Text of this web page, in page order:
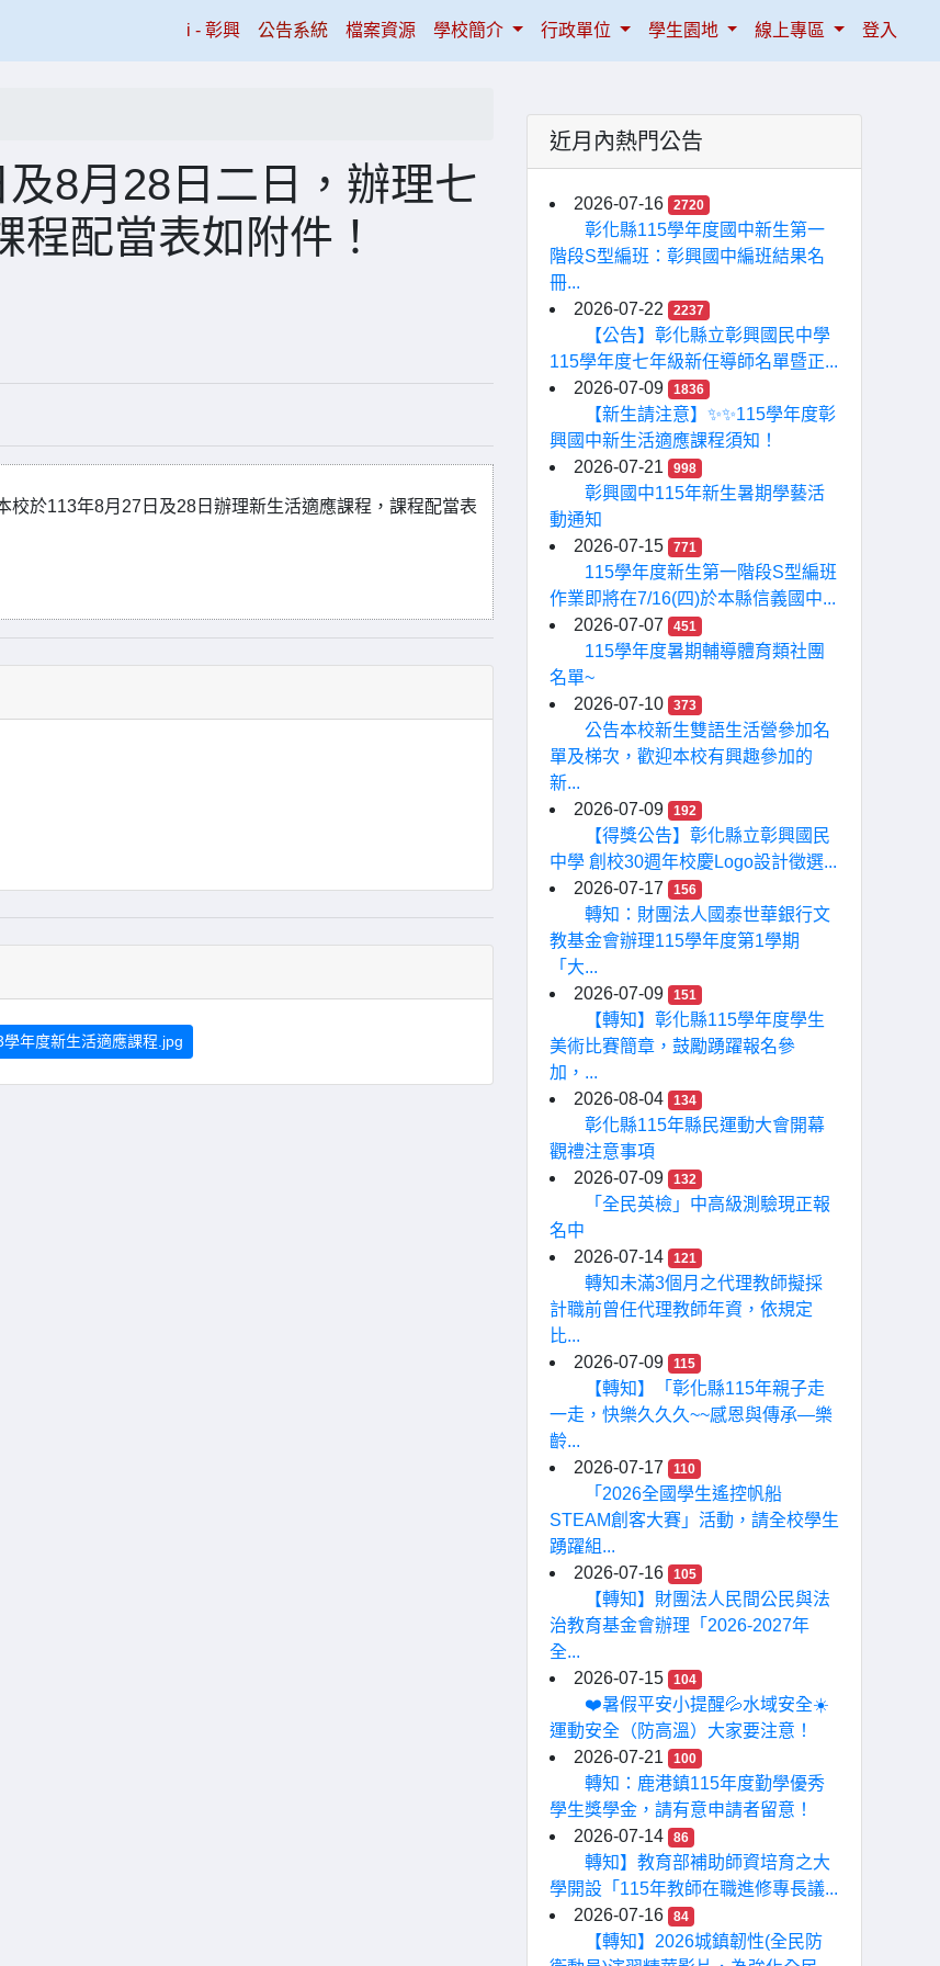
i - 彰興(current)
公告系統 檔案資源 學校簡介 行政單位 學生園地 線上專區 登入
及8月28日二日，辦理七
配當表如附件！
於113年8月27日及28日辦理新生活適應課程，課程配當表
學年度新生活適應課程.jpg
近月內熱門公告
2026-07-16 2720
彰化縣115學年度國中新生第一
階段S型編班：彰興國中編班結果名
冊...
2026-07-22
2237
【公告】彰化縣立彰興國民中學
115學年度七年級新任導師名單暨正...
2026-07-09
1836
【新生請注意】✨✨115學年度彰
興國中新生活適應課程須知！
2026-07-21
998
彰興國中115年新生暑期學藝活
動通知
2026-07-15
771
115學年度新生第一階段S型編班
作業即將在7/16(四)於本縣信義國中...
2026-07-07
451
115學年度暑期輔導體育類社團
名單~
2026-07-10
373
公告本校新生雙語生活營參加名
單及梯次，歡迎本校有興趣參加的
新...
2026-07-09
192
【得獎公告】彰化縣立彰興國民
中學 創校30週年校慶Logo設計徵選...
2026-07-17
156
轉知：財團法人國泰世華銀行文
教基金會辦理115學年度第1學期
「大...
2026-07-09
151
【轉知】彰化縣115學年度學生
美術比賽簡章，鼓勵踴躍報名參
加，...
2026-08-04
134
彰化縣115年縣民運動大會開幕
觀禮注意事項
2026-07-09
132
「全民英檢」中高級測驗現正報
名中
2026-07-14
121
轉知未滿3個月之代理教師擬採
計職前曾任代理教師年資，依規定
比...
2026-07-09
115
【轉知】「彰化縣115年親子走
一走，快樂久久久~~感恩與傳承—樂
齡...
2026-07-17
110
「2026全國學生遙控帆船
STEAM創客大賽」活動，請全校學生
踴躍組...
2026-07-16
105
【轉知】財團法人民間公民與法
治教育基金會辦理「2026-2027年
全...
2026-07-15
104
❤️暑假平安小提醒💦水域安全☀️
運動安全（防高溫）大家要注意！
2026-07-21
100
轉知：鹿港鎮115年度勤學優秀
學生獎學金，請有意申請者留意！
2026-07-14
86
轉知】教育部補助師資培育之大
學開設「115年教師在職進修專長議...
2026-07-16
84
【轉知】2026城鎮韌性(全民防